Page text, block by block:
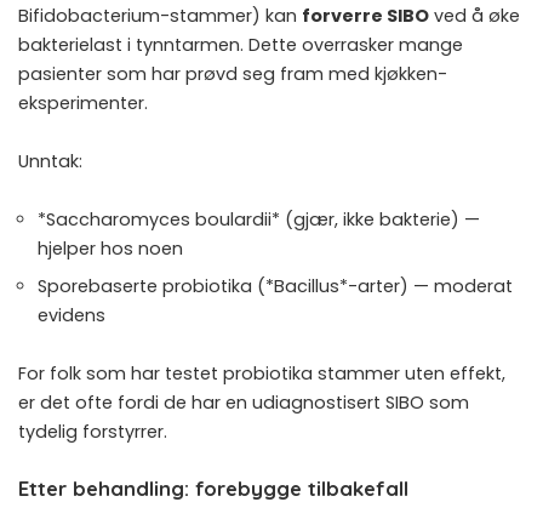
Bifidobacterium-stammer) kan forverre SIBO ved å øke
bakterielast i tynntarmen. Dette overrasker mange
pasienter som har prøvd seg fram med kjøkken-
eksperimenter.
Unntak:
*Saccharomyces boulardii* (gjær, ikke bakterie) —
hjelper hos noen
Sporebaserte probiotika (*Bacillus*-arter) — moderat
evidens
For folk som har testet probiotika stammer uten effekt,
er det ofte fordi de har en udiagnostisert SIBO som
tydelig forstyrrer.
Etter behandling: forebygge tilbakefall